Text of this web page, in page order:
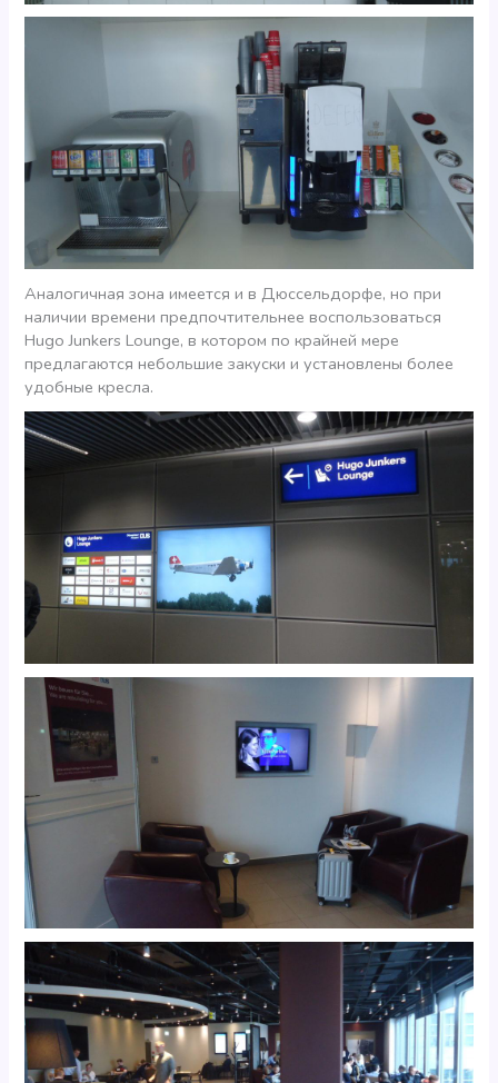
Аналогичная зона имеется и в Дюссельдорфе, но при
наличии времени предпочтительнее воспользоваться
Hugo Junkers Lounge, в котором по крайней мере
предлагаются небольшие закуски и установлены более
удобные кресла.